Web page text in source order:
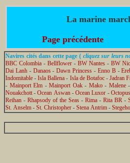
La marine
Page précédente
Navires cités dans cette page (cliquez sur leurs
BBC Colombia -Bellflower -BW Nantes -BW
Dai Lanh- Danaos-Dawn Princess - Enno B-
Indomitable -Isla Ballena - Isla de Botafoc-Jadran
- Mainport Elm -Mainport Oak- Mako- Malene-
Nouakchott -Ocean Aswan-Ocean Luxor - Octopus
Reihan - Rhapsody of the Seas- Rima- Rita BR-
St. Anselm - St. Christopher - Stena Antrim -